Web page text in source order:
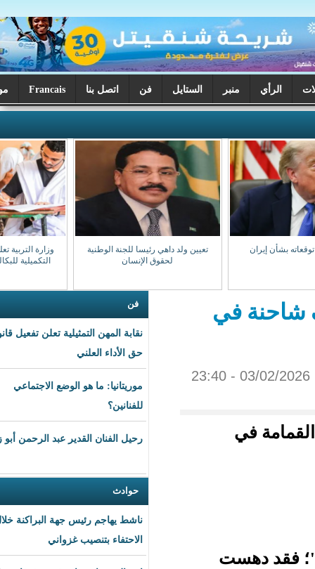
الستايل فن اتصل بنا Francais موريتانيا اليوم
تعيين ولد داهي رئيسا للجنة الوطنية
وزارة التربية تعلن بدء تصحيح الدورة
التكميلية للبكالوريا السبت المقبل
نقابة المهن التمثيلية تعلن تفعيل قانون
موريتانيا: ما هو الوضع الاجتماعي
رحيل الفنان القدير عبد الرحمن أبو زهرة
ناشط يهاجم رئيس جهة البراكنة خلال
الاحتفاء بتنصيب غزواني